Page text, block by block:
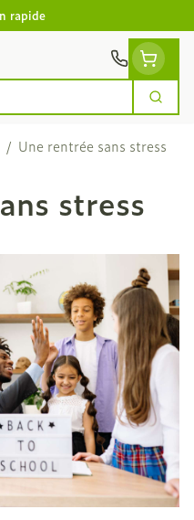
rapide
/ Une rentrée sans stress
stress